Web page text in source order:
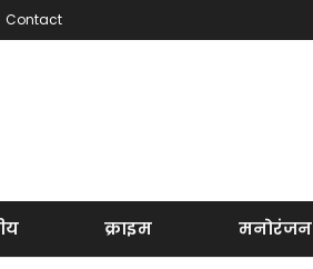
Contact
क्राइम मनोरंजन